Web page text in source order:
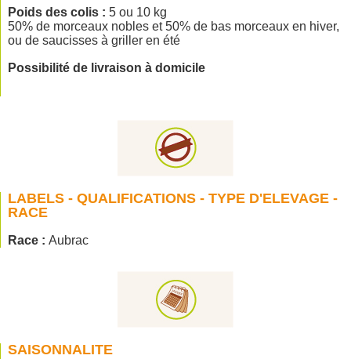
Poids des colis : 5 ou 10 kg
50% de morceaux nobles et 50% de bas morceaux en hiver,
ou de saucisses à griller en été
Possibilité de livraison à domicile
LABELS - QUALIFICATIONS - TYPE D'ELEVAGE -
RACE
Race : Aubrac
SAISONNALITE